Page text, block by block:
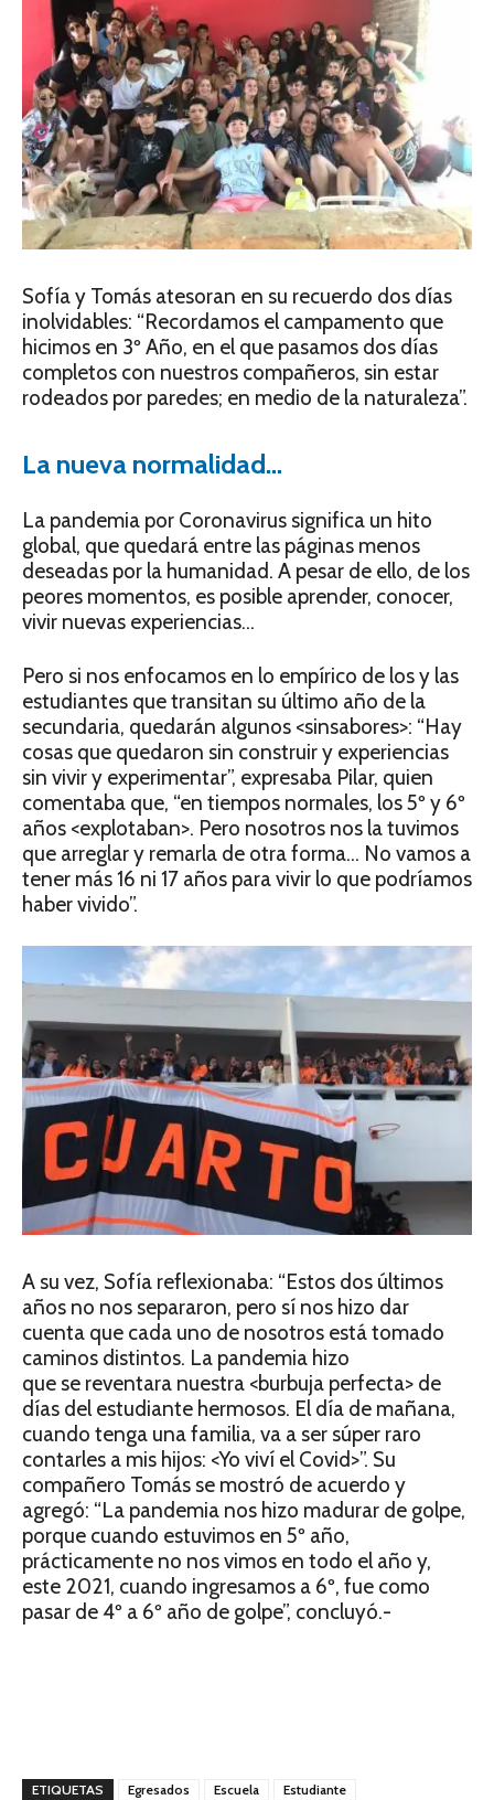
Sofía y Tomás atesoran en su recuerdo dos días
inolvidables: “Recordamos el campamento que
hicimos en 3º Año, en el que pasamos dos días
completos con nuestros compañeros, sin estar
rodeados por paredes; en medio de la naturaleza”.
La nueva normalidad…
La pandemia por Coronavirus significa un hito
global, que quedará entre las páginas menos
deseadas por la humanidad. A pesar de ello, de los
peores momentos, es posible aprender, conocer,
vivir nuevas experiencias…
Pero si nos enfocamos en lo empírico de los y las
estudiantes que transitan su último año de la
secundaria, quedarán algunos <sinsabores>: “Hay
cosas que quedaron sin construir y experiencias
sin vivir y experimentar”, expresaba Pilar, quien
comentaba que, “en tiempos normales, los 5º y 6º
años <explotaban>. Pero nosotros nos la tuvimos
que arreglar y remarla de otra forma… No vamos a
tener más 16 ni 17 años para vivir lo que podríamos
haber vivido”.
A su vez, Sofía reflexionaba: “Estos dos últimos
años no nos separaron, pero sí nos hizo dar
cuenta que cada uno de nosotros está tomado
caminos distintos. La pandemia hizo
que se reventara nuestra <burbuja perfecta> de
días del estudiante hermosos. El día de mañana,
cuando tenga una familia, va a ser súper raro
contarles a mis hijos: <Yo viví el Covid>”. Su
compañero Tomás se mostró de acuerdo y
agregó: “La pandemia nos hizo madurar de golpe,
porque cuando estuvimos en 5º año,
prácticamente no nos vimos en todo el año y,
este 2021, cuando ingresamos a 6º, fue como
pasar de 4º a 6º año de golpe”, concluyó.-
ETIQUETAS Egresados Escuela Estudiante